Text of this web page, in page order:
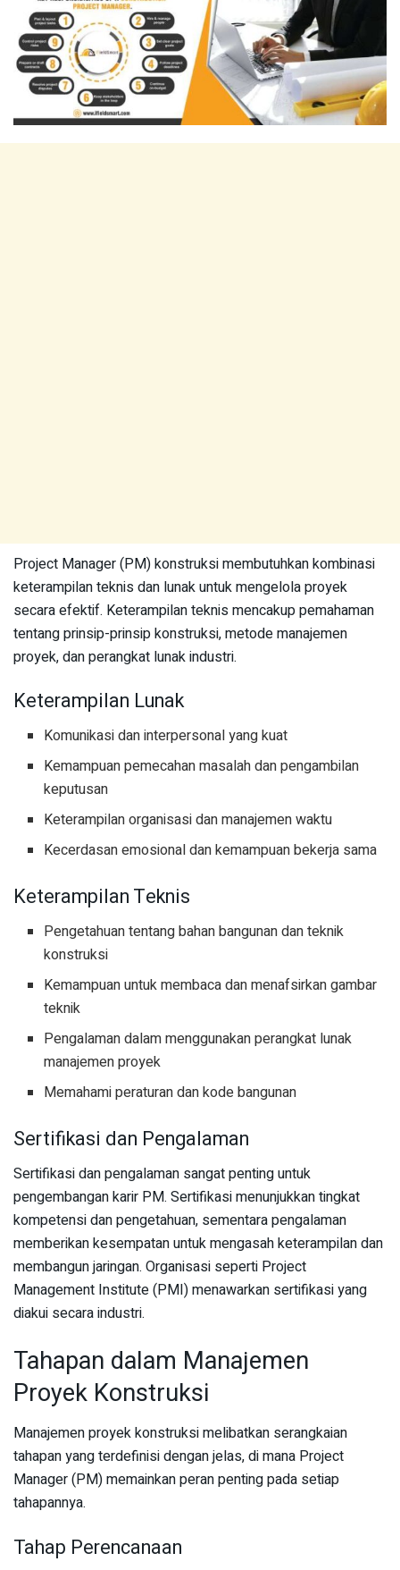
Project Manager (PM) konstruksi membutuhkan kombinasi
keterampilan teknis dan lunak untuk mengelola proyek
secara efektif. Keterampilan teknis mencakup pemahaman
tentang prinsip-prinsip konstruksi, metode manajemen
proyek, dan perangkat lunak industri.
Keterampilan Lunak
Komunikasi dan interpersonal yang kuat
Kemampuan pemecahan masalah dan pengambilan
keputusan
Keterampilan organisasi dan manajemen waktu
Kecerdasan emosional dan kemampuan bekerja sama
Keterampilan Teknis
Pengetahuan tentang bahan bangunan dan teknik
konstruksi
Kemampuan untuk membaca dan menafsirkan gambar
teknik
Pengalaman dalam menggunakan perangkat lunak
manajemen proyek
Memahami peraturan dan kode bangunan
Sertifikasi dan Pengalaman
Sertifikasi dan pengalaman sangat penting untuk
pengembangan karir PM. Sertifikasi menunjukkan tingkat
kompetensi dan pengetahuan, sementara pengalaman
memberikan kesempatan untuk mengasah keterampilan dan
membangun jaringan. Organisasi seperti Project
Management Institute (PMI) menawarkan sertifikasi yang
diakui secara industri.
Tahapan dalam Manajemen
Proyek Konstruksi
Manajemen proyek konstruksi melibatkan serangkaian
tahapan yang terdefinisi dengan jelas, di mana Project
Manager (PM) memainkan peran penting pada setiap
tahapannya.
Tahap Perencanaan